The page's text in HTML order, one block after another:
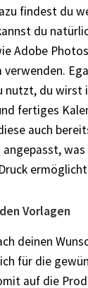
findest du
du
Adobe
verwenden.
nutzt, du wirst
fertiges
auch
angepasst,
Vorlagen
deinen
für die
auf die